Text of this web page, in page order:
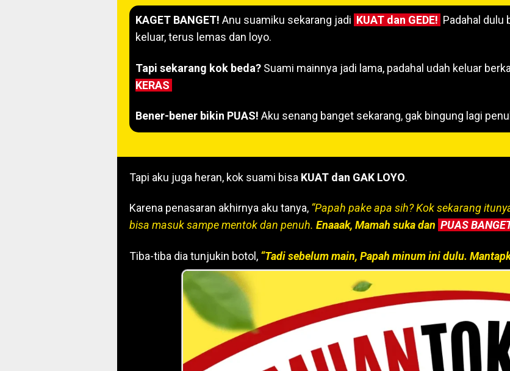
KAGET BANGET! Anu suamiku sekarang jadi KUAT dan GEDE! Padahal dulu
keluar, terus lemas dan loyo.
Tapi sekarang kok beda? Suami mainnya jadi lama, padahal udah keluar
KERAS
Bener-bener bikin PUAS! Aku senang banget sekarang, gak bingung lagi
Tapi aku juga heran, kok suami bisa KUAT dan GAK LOYO.
Karena penasaran akhirnya aku tanya, “Papah pake apa sih? Kok sekarang
bisa masuk sampe mentok dan penuh. Enaaak, Mamah suka dan PUAS
Tiba-tiba dia tunjukin botol, “Tadi sebelum main, Papah minum ini dulu.